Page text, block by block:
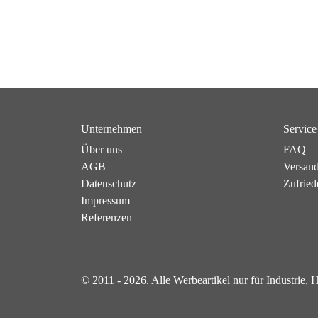
Unternehmen
Über uns
AGB
Datenschutz
Impressum
Referenzen
FAQ
© 2011 - 2026. Alle Werbeartikel nur für Industrie,